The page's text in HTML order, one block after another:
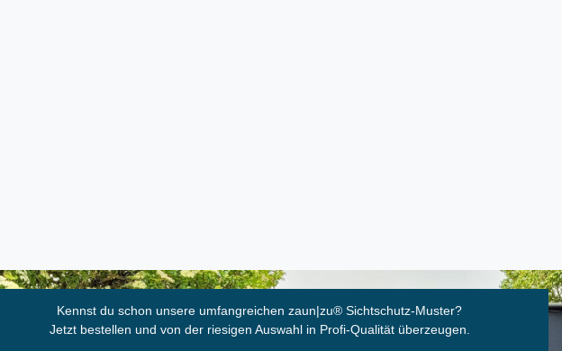
Kennst du schon unsere umfangreichen zaun|zu® Sichtschutz-Muster?
Jetzt bestellen und von der riesigen Auswahl in Profi-Qualität überzeugen.